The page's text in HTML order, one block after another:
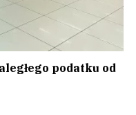
podatku od